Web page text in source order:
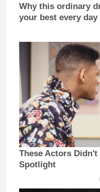
Why this ordinary
your best every day
These Actors Didn't
Spotlight